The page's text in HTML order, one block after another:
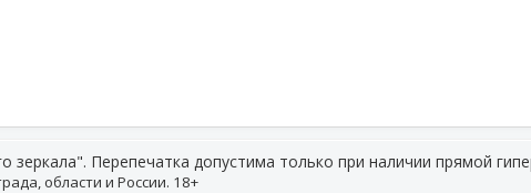
Перепечатка допустима только при наличии прямой
области и России. 18+